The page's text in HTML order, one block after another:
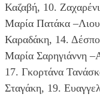
Καζαβή, 10.
Μαρία Πατάκα
Καραδάκη, 14.
Μαρία Σαρηγιάννη
17. Γκορτάνα
Σταγάκη, 19.